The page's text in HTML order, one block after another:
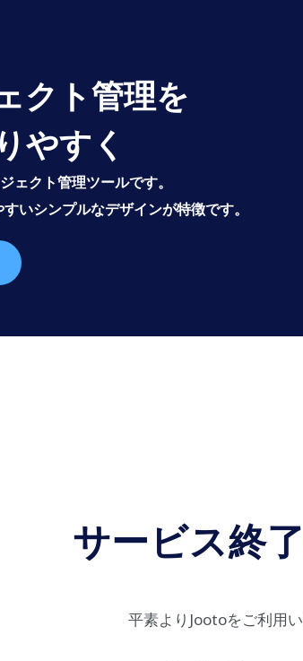
クト管理を
やすく
ェクト管理ツールです。
いシンプルなデザインが特徴です。
サービス終
平素よりJootoをご利用